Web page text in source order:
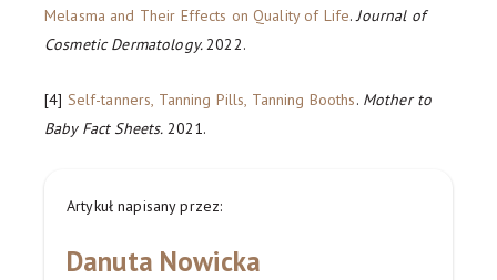
Melasma and Their Effects on Quality of Life. Journal of
Cosmetic Dermatology. 2022.
[4] Self-tanners, Tanning Pills, Tanning Booths. Mother to
Baby Fact Sheets. 2021.
Artykuł napisany przez:
Danuta Nowicka